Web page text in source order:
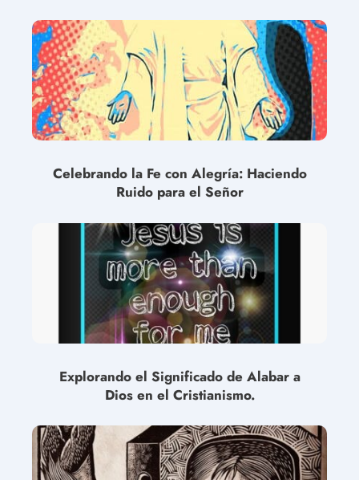
Celebrando la Fe con Alegría: Haciendo
Ruido para el Señor
Explorando el Significado de Alabar a
Dios en el Cristianismo.